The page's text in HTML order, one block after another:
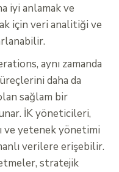
iyi anlamak ve
için veri analitiği ve
aynı zamanda
daha da
sağlam bir
İK yöneticileri,
ve yetenek yönetimi
verilere erişebilir.
stratejik